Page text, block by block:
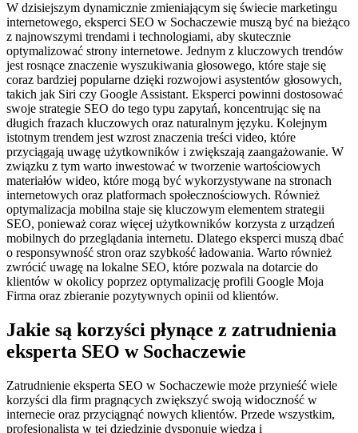
W dzisiejszym dynamicznie zmieniającym się świecie marketingu
internetowego, eksperci SEO w Sochaczewie muszą być na bieżąco
z najnowszymi trendami i technologiami, aby skutecznie
optymalizować strony internetowe. Jednym z kluczowych trendów
jest rosnące znaczenie wyszukiwania głosowego, które staje się
coraz bardziej popularne dzięki rozwojowi asystentów głosowych,
takich jak Siri czy Google Assistant. Eksperci powinni dostosować
swoje strategie SEO do tego typu zapytań, koncentrując się na
długich frazach kluczowych oraz naturalnym języku. Kolejnym
istotnym trendem jest wzrost znaczenia treści video, które
przyciągają uwagę użytkowników i zwiększają zaangażowanie. W
związku z tym warto inwestować w tworzenie wartościowych
materiałów wideo, które mogą być wykorzystywane na stronach
internetowych oraz platformach społecznościowych. Również
optymalizacja mobilna staje się kluczowym elementem strategii
SEO, ponieważ coraz więcej użytkowników korzysta z urządzeń
mobilnych do przeglądania internetu. Dlatego eksperci muszą dbać
o responsywność stron oraz szybkość ładowania. Warto również
zwrócić uwagę na lokalne SEO, które pozwala na dotarcie do
klientów w okolicy poprzez optymalizację profili Google Moja
Firma oraz zbieranie pozytywnych opinii od klientów.
Jakie są korzyści płynące z zatrudnienia
eksperta SEO w Sochaczewie
Zatrudnienie eksperta SEO w Sochaczewie może przynieść wiele
korzyści dla firm pragnących zwiększyć swoją widoczność w
internecie oraz przyciągnąć nowych klientów. Przede wszystkim,
profesjonalista w tej dziedzinie dysponuje wiedzą i